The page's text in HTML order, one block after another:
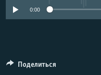
РАСПИСАНИЕ ВЕЩАНИЯ
0:00
Поделиться